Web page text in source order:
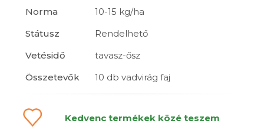
Norma
10-15 kg/ha
Státusz
Rendelhető
Vetésidő
tavasz-ősz
Összetevők
10 db vadvirág faj
Kedvenc termékek közé teszem